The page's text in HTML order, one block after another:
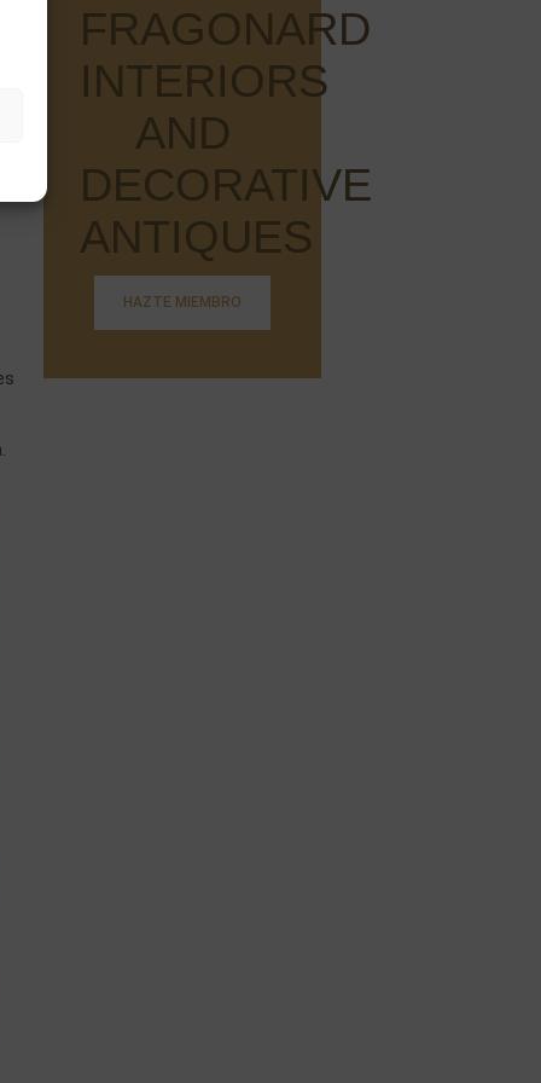
FRAGONARD
INTERIORS
AND
DECORATIVE
ANTIQUES
HAZTE MIEMBRO